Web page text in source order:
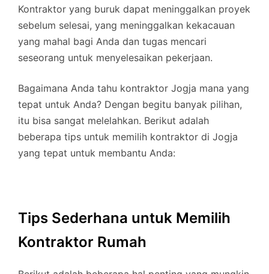
Kontraktor yang buruk dapat meninggalkan proyek
sebelum selesai, yang meninggalkan kekacauan
yang mahal bagi Anda dan tugas mencari
seseorang untuk menyelesaikan pekerjaan.
Bagaimana Anda tahu kontraktor Jogja mana yang
tepat untuk Anda? Dengan begitu banyak pilihan,
itu bisa sangat melelahkan. Berikut adalah
beberapa tips untuk memilih kontraktor di Jogja
yang tepat untuk membantu Anda:
Tips Sederhana untuk Memilih
Kontraktor Rumah